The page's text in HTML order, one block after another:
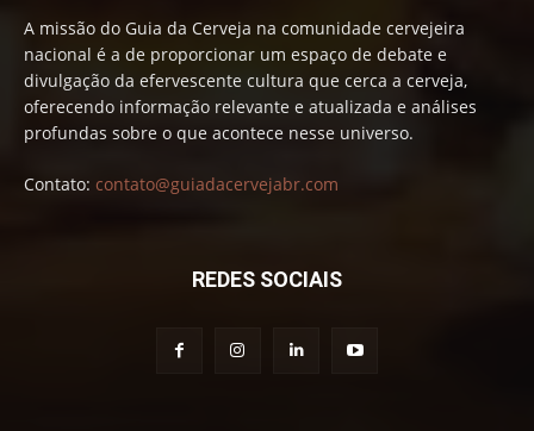
A missão do Guia da Cerveja na comunidade cervejeira
nacional é a de proporcionar um espaço de debate e
divulgação da efervescente cultura que cerca a cerveja,
oferecendo informação relevante e atualizada e análises
profundas sobre o que acontece nesse universo.
Contato: contato@guiadacervejabr.com
REDES SOCIAIS